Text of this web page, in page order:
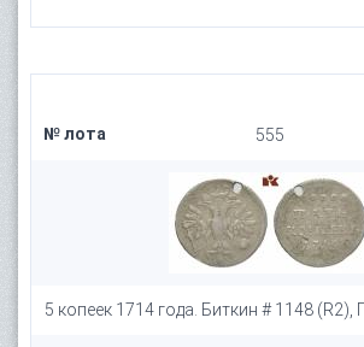
№ лота 555
5 копеек 1714 года. Биткин # 1148 (R2),